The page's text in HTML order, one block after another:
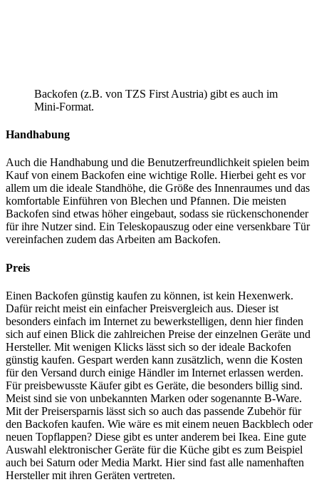
Backofen (z.B. von TZS First Austria) gibt es auch im
Mini-Format.
Handhabung
Auch die Handhabung und die Benutzerfreundlichkeit spielen beim
Kauf von einem Backofen eine wichtige Rolle. Hierbei geht es vor
allem um die ideale Standhöhe, die Größe des Innenraumes und das
komfortable Einführen von Blechen und Pfannen. Die meisten
Backofen sind etwas höher eingebaut, sodass sie rückenschonender
für ihre Nutzer sind. Ein Teleskopauszug oder eine versenkbare Tür
vereinfachen zudem das Arbeiten am Backofen.
Preis
Einen Backofen günstig kaufen zu können, ist kein Hexenwerk.
Dafür reicht meist ein einfacher Preisvergleich aus. Dieser ist
besonders einfach im Internet zu bewerkstelligen, denn hier finden
sich auf einen Blick die zahlreichen Preise der einzelnen Geräte und
Hersteller. Mit wenigen Klicks lässt sich so der ideale Backofen
günstig kaufen. Gespart werden kann zusätzlich, wenn die Kosten
für den Versand durch einige Händler im Internet erlassen werden.
Für preisbewusste Käufer gibt es Geräte, die besonders billig sind.
Meist sind sie von unbekannten Marken oder sogenannte B-Ware.
Mit der Preisersparnis lässt sich so auch das passende Zubehör für
den Backofen kaufen. Wie wäre es mit einem neuen Backblech oder
neuen Topflappen? Diese gibt es unter anderem bei Ikea. Eine gute
Auswahl elektronischer Geräte für die Küche gibt es zum Beispiel
auch bei Saturn oder Media Markt. Hier sind fast alle namenhaften
Hersteller mit ihren Geräten vertreten.